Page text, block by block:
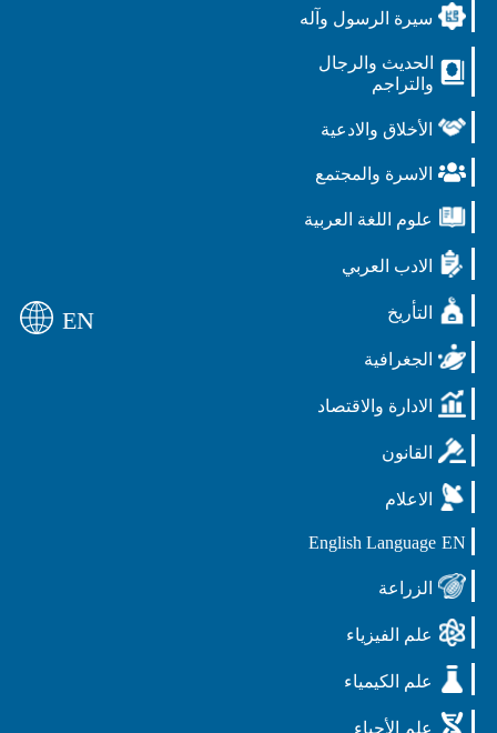
سيرة الرسول وآله
الحديث والرجال
والتراجم
الأخلاق والادعية
الاسرة والمجتمع
علوم اللغة العربية
الادب العربي
التأريخ
الجغرافية
الادارة والاقتصاد
القانون
الاعلام
EN
English Language
الزراعة
علم الفيزياء
علم الكيمياء
علم الأحياء
EN